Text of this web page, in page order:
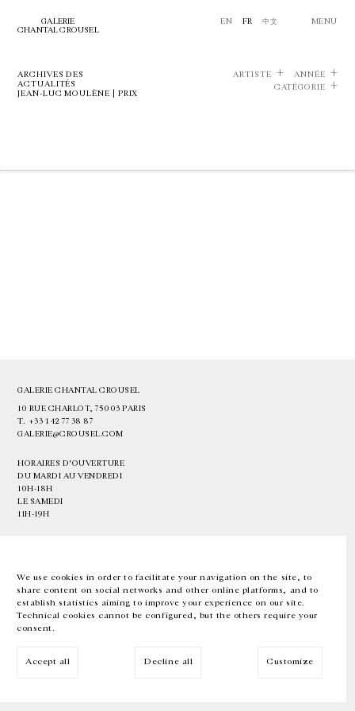
We use cookies in order to facilitate your navigation on the site, to
share content on social networks and other online platforms, and to
establish statistics aiming to improve your experience on our site.
Technical cookies cannot be configured, but the others require your
consent.
Accept all Decline all Customize
GALERIE
CHANTAL CROUSEL
EN FR 中文 MENU
ARCHIVES DES
ACTUALITÉS
JEAN-LUC MOULÈNE | PRIX
ARTISTE
ANNÉE
CATÉGORIE
GALERIE CHANTAL CROUSEL
10 RUE CHARLOT, 75003 PARIS
T. +33 1 42 77 38 87
GALERIE@CROUSEL.COM
HORAIRES D'OUVERTURE
DU MARDI AU VENDREDI
10H-18H
LE SAMEDI
11H-19H
EN FR 中文 Facebook Instagram
Inscrivez-vous à notre newsletter